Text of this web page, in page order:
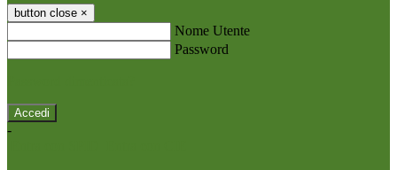
button close ×
Nome Utente
Password
-